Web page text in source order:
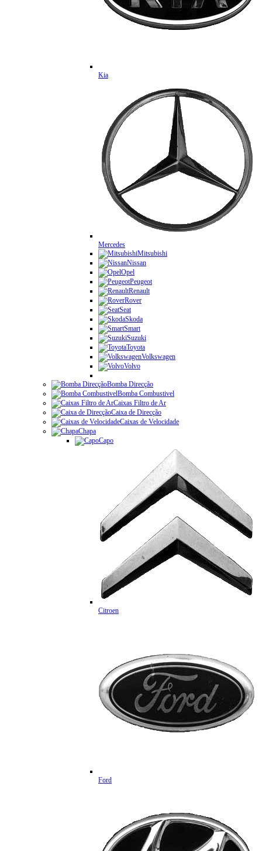
Kia
Mercedes
Mitsubishi
Nissan
Opel
Peugeot
Renault
Rover
Seat
Skoda
Smart
Suzuki
Toyota
Volkswagen
Volvo
Bomba Direcção
Bomba Combustivel
Caixas Filtro de Ar
Caixa de Direcção
Caixas de Velocidade
Chapa
Capo
Citroen
Ford